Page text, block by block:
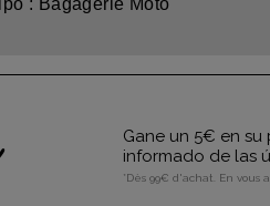
: Bagagerie Moto
Gane un 5€ en
informado de las
*Dès 99€ d'achat. En